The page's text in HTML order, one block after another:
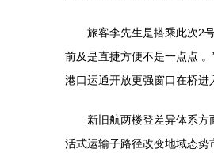
旅客李先生是搭乘此次2
前及是直捷方便不是一点点
港口运通开放更强窗口在桥进
新旧航两楼登差异体系
活式运输子路径改变地域态